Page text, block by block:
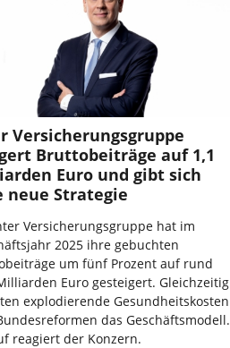
Versicherungsgruppe
Bruttobeiträge auf 1,1
Euro und gibt sich
neue Strategie
Versicherungsgruppe hat im
2025 ihre gebuchten
um fünf Prozent auf rund
Euro gesteigert. Gleichzeitig
explodierende Gesundheitskosten
das Geschäftsmodell.
reagiert der Konzern.